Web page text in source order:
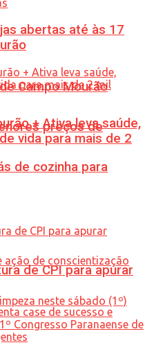
Campo Mourão
preços de
de cozinha para
abertas até às 17
+ Ativa leva saúde,
vida para mais de 2
de CPI para apurar